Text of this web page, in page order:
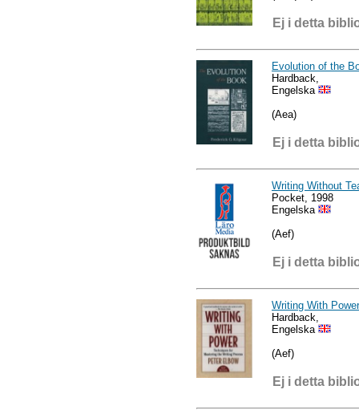
Ej i detta
Evolution of the
Hardback,
Engelska
(Aea)
Ej i detta
Writing Without
Pocket, 1998
Engelska
(Aef)
Ej i detta
Writing With Power
Hardback,
Engelska
(Aef)
Ej i detta